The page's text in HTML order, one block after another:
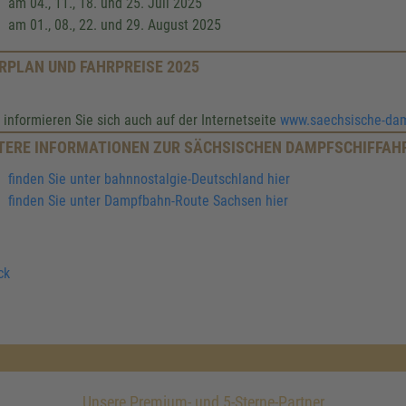
am 01., 08., 22. und 29. August 2025
UND FAHRPREISE 2025
Sie sich auch auf der Internetseite www.saechsische-
INFORMATIONEN ZUR SÄCHSISCHEN
finden Sie unter bahnnostalgie-Deutschland hier
finden Sie unter Dampfbahn-Route Sachsen hier
Unsere Premium- und 5-Sterne-Partner